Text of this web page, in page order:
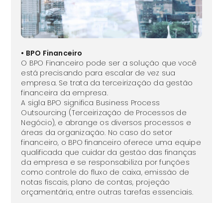
• BPO Financeiro
O BPO Financeiro pode ser a solução que você
está precisando para escalar de vez sua
empresa. Se trata da terceirização da gestão
financeira da empresa.
A sigla BPO significa Business Process
Outsourcing (Terceirização de Processos de
Negócio), e abrange os diversos processos e
áreas da organização. No caso do setor
financeiro, o BPO financeiro oferece uma equipe
qualificada que cuidar da gestão das finanças
da empresa e se responsabiliza por funções
como controle do fluxo de caixa, emissão de
notas fiscais, plano de contas, projeção
orçamentária, entre outras tarefas essenciais.